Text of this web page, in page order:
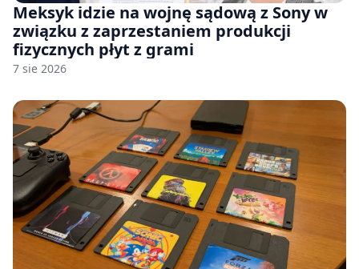
Meksyk idzie na wojnę sądową z Sony w
związku z zaprzestaniem produkcji
fizycznych płyt z grami
7 sie 2026